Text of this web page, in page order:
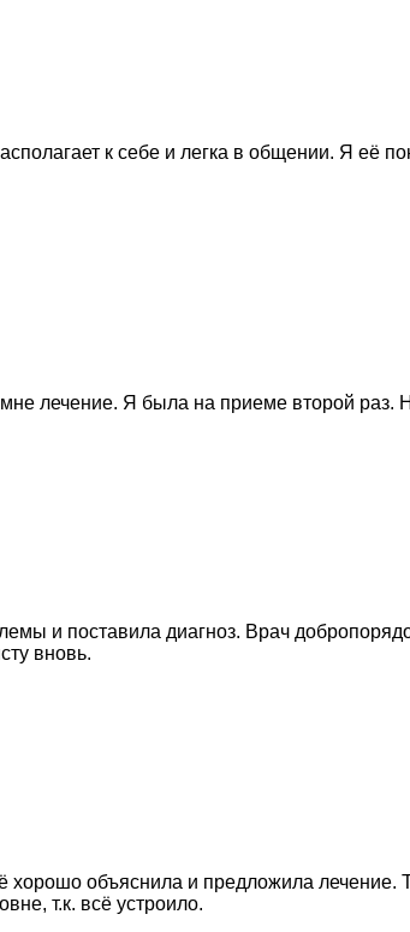
к себе и легка в общении. Я её
лечение. Я была на приеме второй раз.
и поставила диагноз. Врач
вновь.
объяснила и предложила
т.к. всё устроило.